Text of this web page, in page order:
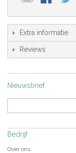
Extra informatie
Reviews
Nieuwsbrief
Bedrijf
Over ons